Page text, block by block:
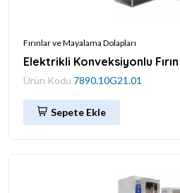
Fırınlar ve Mayalama Dolapları
Elektrikli Konveksiyonlu Fırın
Ürün Kodu 7890.10G21.01
Sepete Ekle